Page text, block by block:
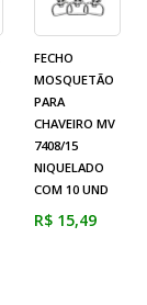
FECHO
MOSQUETÃO
PARA
CHAVEIRO MV
7408/15
NIQUELADO
COM 10 UND
R$ 15,49